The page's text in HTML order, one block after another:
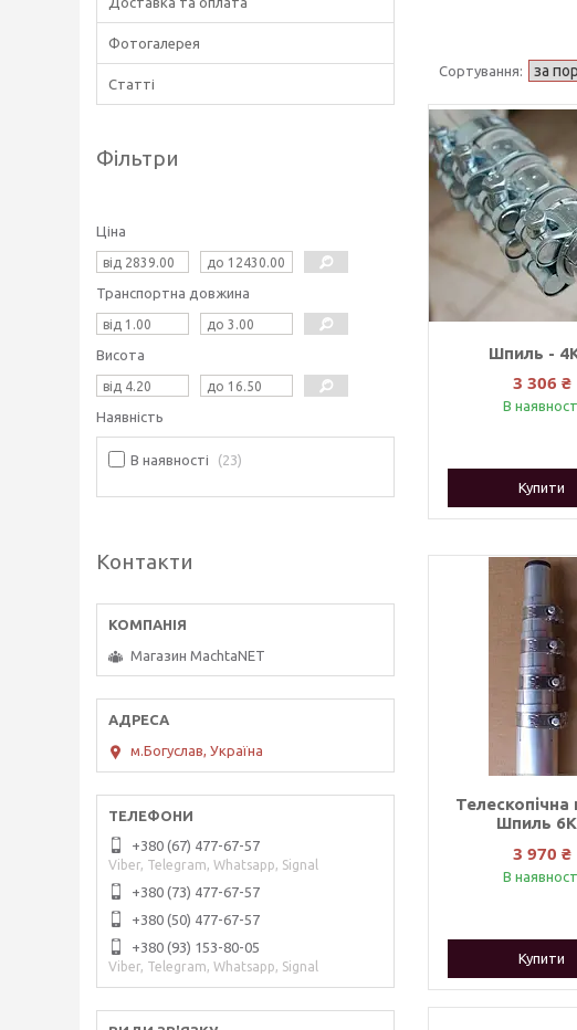
Шпиль -
3 306 ₴
В
Купити
Шпиль
3 970 ₴
В
Купити
Фотогалерея
Статті
Фільтри
Ціна
Транспортна довжина
Висота
Наявність
В наявності 23
Контакти
Магазин MachtaNET
м.Богуслав, Україна
+380 (67) 477-67-57
Viber, Telegram, Whatsapp, Signal
+380 (73) 477-67-57
+380 (50) 477-67-57
+380 (93) 153-80-05
Viber, Telegram, Whatsapp, Signal